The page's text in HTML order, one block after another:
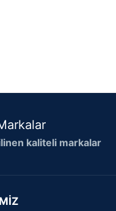
kaliteli markalar